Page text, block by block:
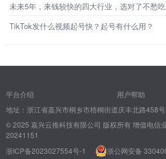
未来5年，来钱较快的四大行业，选对了不愁
TikTok发什么视频起号快？起号有什么用？
平台介绍 用户帮助
地址：浙江省嘉兴市桐乡市梧桐街道庆丰北路458号
© 2025 嘉兴云推科技有限公司 版权所有增值电信
20241151
浙ICP备2023027554号-1
浙公网安备